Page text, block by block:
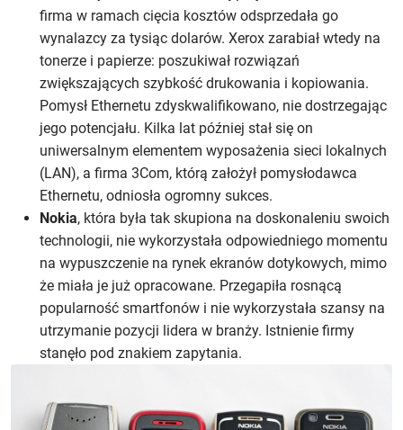
firma w ramach cięcia kosztów odsprzedała go
wynalazcy za tysiąc dolarów. Xerox zarabiał wtedy na
tonerze i papierze: poszukiwał rozwiązań
zwiększających szybkość drukowania i kopiowania.
Pomysł Ethernetu zdyskwalifikowano, nie dostrzegając
jego potencjału. Kilka lat później stał się on
uniwersalnym elementem wyposażenia sieci lokalnych
(LAN), a firma 3Com, którą założył pomysłodawca
Ethernetu, odniosła ogromny sukces.
Nokia, która była tak skupiona na doskonaleniu swoich
technologii, nie wykorzystała odpowiedniego momentu
na wypuszczenie na rynek ekranów dotykowych, mimo
że miała je już opracowane. Przegapiła rosnącą
popularność smartfonów i nie wykorzystała szansy na
utrzymanie pozycji lidera w branży. Istnienie firmy
stanęło pod znakiem zapytania.